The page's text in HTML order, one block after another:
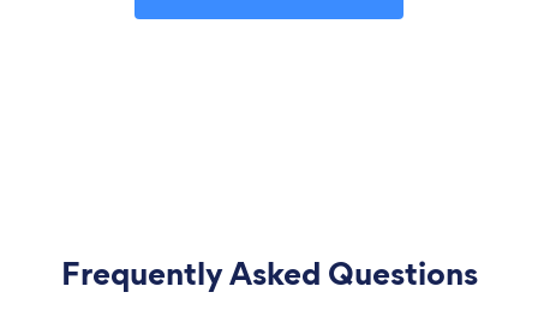
Frequently Asked Questions